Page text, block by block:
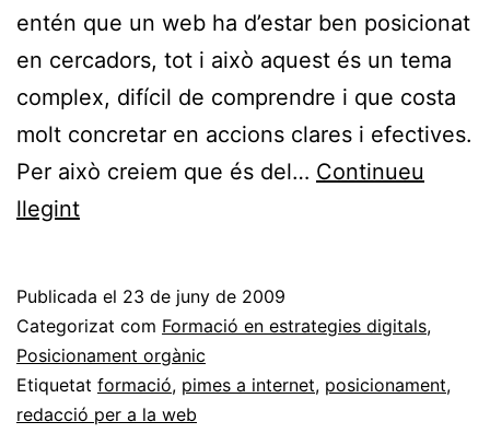
entén que un web ha d’estar ben posicionat
en cercadors, tot i això aquest és un tema
complex, difícil de comprendre i que costa
molt concretar en accions clares i efectives.
Per això creiem que és del… Continueu
llegintVols
potencial
del
teu
web?
Publicada el 23 de juny de 2009
Categorizat com Formació en estrategies digitals,
Posicionament orgànic
Etiquetat formació, pimes a internet, posicionament,
redacció per a la web